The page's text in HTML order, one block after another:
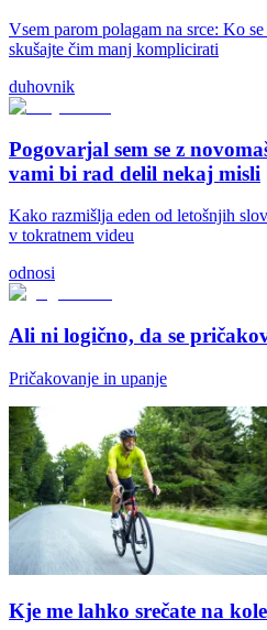
Vsem parom polagam na srce: Ko
skušajte čim manj komplicirati
duhovnik
Pogovarjal sem se z
vami bi rad delil nekaj misli
Kako razmišlja eden od letošnjih
v tokratnem videu
odnosi
Ali ni logično, da se
Pričakovanje in upanje
Kje me lahko srečate na